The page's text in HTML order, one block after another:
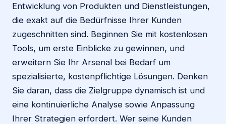
Entwicklung von Produkten und Dienstleistungen,
die exakt auf die Bedürfnisse Ihrer Kunden
zugeschnitten sind. Beginnen Sie mit kostenlosen
Tools, um erste Einblicke zu gewinnen, und
erweitern Sie Ihr Arsenal bei Bedarf um
spezialisierte, kostenpflichtige Lösungen. Denken
Sie daran, dass die Zielgruppe dynamisch ist und
eine kontinuierliche Analyse sowie Anpassung
Ihrer Strategien erfordert. Wer seine Kunden